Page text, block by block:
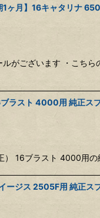
1ヶ月】16キャタリ
がございます ・こち
ラスト 4000用 純正スプ
16ブラスト 4000用
ジス 2505F用 純正ス